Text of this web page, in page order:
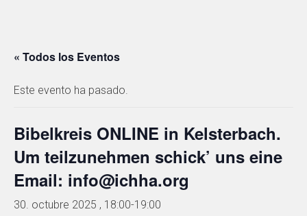
« Todos los Eventos
Este evento ha pasado.
Bibelkreis ONLINE in Kelsterbach.
Um teilzunehmen schick’ uns eine
Email: info@ichha.org
30. octubre 2025 , 18:00-19:00